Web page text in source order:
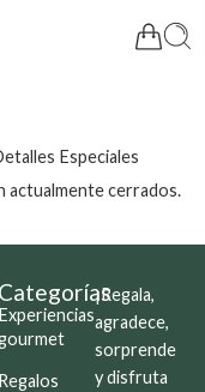
Especiales
actualmente cerrados.
Categorías
Experiencias
Regalos
¡Regala,
agradece,
sorprende
y disfruta